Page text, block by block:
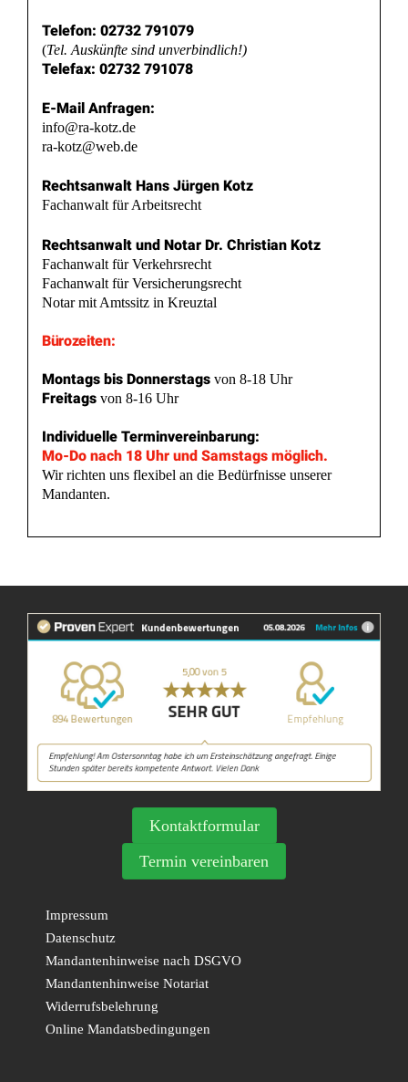
Telefon: 02732 791079
(Tel. Auskünfte sind unverbindlich!)
Telefax: 02732 791078
E-Mail Anfragen:
info@ra-kotz.de
ra-kotz@web.de
Rechtsanwalt Hans Jürgen Kotz
Fachanwalt für Arbeitsrecht
Rechtsanwalt und Notar Dr. Christian Kotz
Fachanwalt für Verkehrsrecht
Fachanwalt für Versicherungsrecht
Notar mit Amtssitz in Kreuztal
Bürozeiten:
Montags bis Donnerstags von 8-18 Uhr
Freitags von 8-16 Uhr
Individuelle Terminvereinbarung:
Mo-Do nach 18 Uhr und Samstags möglich.
Wir richten uns flexibel an die Bedürfnisse unserer
Mandanten.
Kontaktformular
Termin vereinbaren
Impressum
Datenschutz
Mandantenhinweise nach DSGVO
Mandantenhinweise Notariat
Widerrufsbelehrung
Online Mandatsbedingungen